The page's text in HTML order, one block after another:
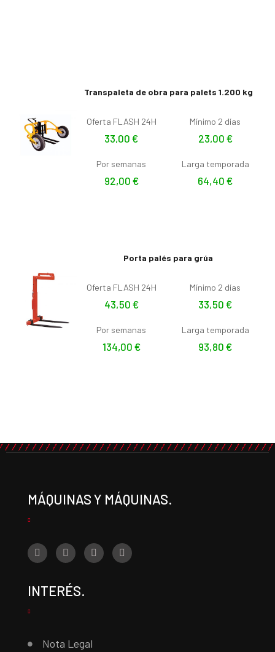
Transpaleta de obra para palets 1.200 kg
Oferta FLASH 24H
33,00 €
Mínimo 2 días
23,00 €
Por semanas
92,00 €
Larga temporada
64,40 €
Porta palés para grúa
Oferta FLASH 24H
43,50 €
Mínimo 2 días
33,50 €
Por semanas
134,00 €
Larga temporada
93,80 €
MÁQUINAS Y MÁQUINAS.
INTERÉS.
Nota Legal